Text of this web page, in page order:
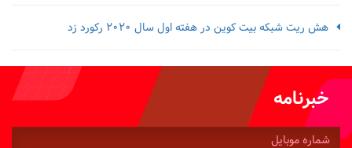
هش ریت شبکه بیت کوین در هفته اول سال 2020 رکورد زد
خبرنامه
شماره